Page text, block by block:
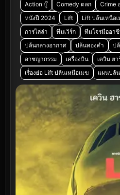
Action บู๊ Comedy ตลก Crime
หนังปี 2024
Lift Lift ปล้นเหนือเ
การไล่ล่า
ทีมเวิร์ก ทีมโจรมืออา
ปล้นกลางอากาศ
ปล้นทองคำ ป
อาชญากรรม
เครื่องบิน
เควิน ฮ
เรื่องย่อ Lift ปล้นเหนือเมฆ
แผนปล้น